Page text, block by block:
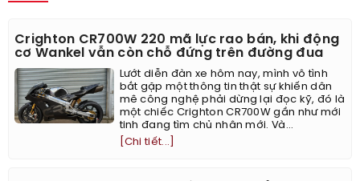
Crighton CR700W 220 mã lực rao bán, khi động
cơ Wankel vẫn còn chỗ đứng trên đường đua
Lướt diễn đàn xe hôm nay, mình vô tình
bắt gặp một thông tin thật sự khiến dân
mê công nghệ phải dừng lại đọc kỹ, đó là
một chiếc Crighton CR700W gần như mới
tinh đang tìm chủ nhân mới. Và...
[Chi tiết...]